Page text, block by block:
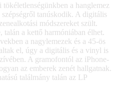
a hanglemez
tanúskodik. A digitális
módszereket szült.
talán a kettő harmóniában élhet.
a nagylemezek és a 45-ös
el, úgy a digitális és a vinyl is
A gramofontól az iPhone-
az emberek zenét hallgatnak.
találmány talán az LP